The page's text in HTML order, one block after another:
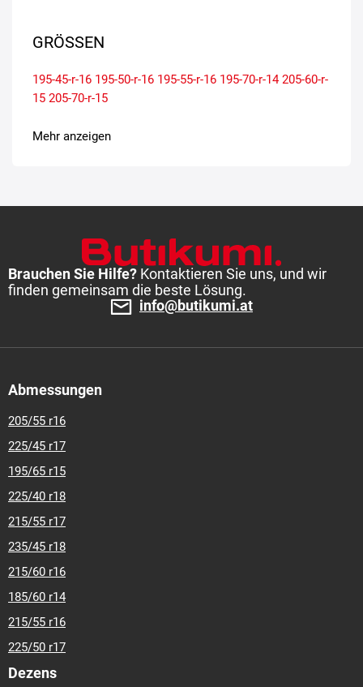
GRÖSSEN
195-45-r-16 195-50-r-16 195-55-r-16 195-70-r-14 205-60-r-
15 205-70-r-15
Mehr anzeigen
Brauchen Sie Hilfe? Kontaktieren Sie uns, und wir
finden gemeinsam die beste Lösung.
info@butikumi.at
Abmessungen
205/55 r16
225/45 r17
195/65 r15
225/40 r18
215/55 r17
235/45 r18
215/60 r16
185/60 r14
215/55 r16
225/50 r17
Dezens